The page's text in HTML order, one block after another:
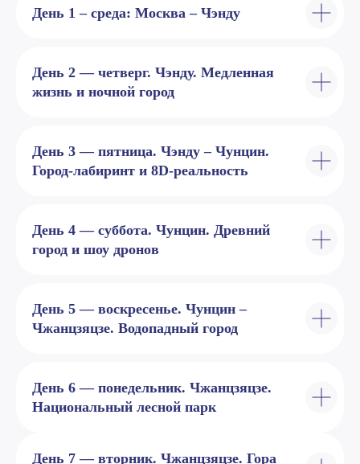
День 1 – среда: Москва – Чэнду
День 2 — четверг. Чэнду. Медленная
жизнь и ночной город
День 3 — пятница. Чэнду – Чунцин.
Город-лабиринт и 8D-реальность
День 4 — суббота. Чунцин. Древний
город и шоу дронов
День 5 — воскресенье. Чунцин –
Чжанцзяцзе. Водопадный город
День 6 — понедельник. Чжанцзяцзе.
Национальный лесной парк
День 7 — вторник. Чжанцзяцзе. Гора
Сохраните
программу тура